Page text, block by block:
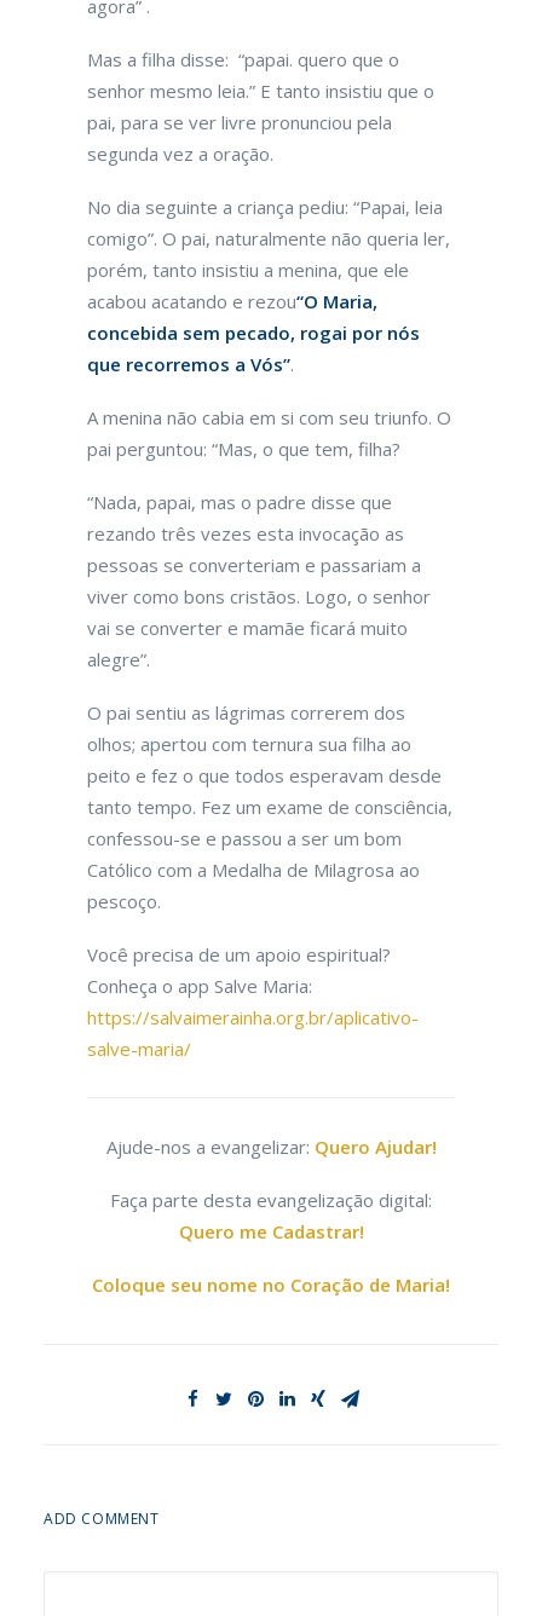
agora” .
Mas a filha disse: “papai. quero que o
senhor mesmo leia.” E tanto insistiu que o
pai, para se ver livre pronunciou pela
segunda vez a oração.
No dia seguinte a criança pediu: “Papai, leia
comigo”. O pai, naturalmente não queria ler,
porém, tanto insistiu a menina, que ele
acabou acatando e rezou“O Maria,
concebida sem pecado, rogai por nós
que recorremos a Vós”.
Amenina não cabia em si com seu triunfo. O
pai perguntou: “Mas, o que tem, filha?
“Nada, papai, mas o padre disse que
rezando três vezes esta invocação as
pessoas se converteriam e passariam a
viver como bons cristãos. Logo, o senhor
vai se converter e mamãe ficará muito
alegre”.
O pai sentiu as lágrimas correrem dos
olhos; apertou com ternura sua filha ao
peito e fez o que todos esperavam desde
tanto tempo. Fez um exame de consciência,
confessou-se e passou a ser um bom
Católico com a Medalha de Milagrosa ao
pescoço.
Você precisa de um apoio espiritual?
Conheça o app Salve Maria:
https://salvaimerainha.org.br/aplicativo-
salve-maria/
Ajude-nos a evangelizar: Quero Ajudar!
Faça parte desta evangelização digital:
Quero me Cadastrar!
Coloque seu nome no Coração de Maria!
ADD COMMENT